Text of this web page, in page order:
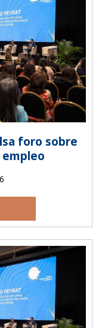
foro sobre